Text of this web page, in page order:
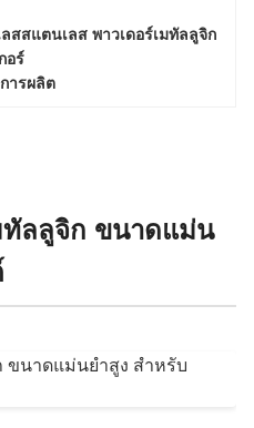
สสแตนเลส พาวเดอร์เมทัลลูจิก
อร์
ารผลิต
ทัลลูจิก ขนาดแม่น